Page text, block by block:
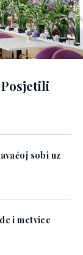
sobi uz
i metvice